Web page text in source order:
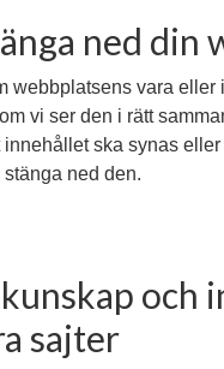
ned din
webbplatsens vara eller
vi ser den i rätt
ska synas
ned den.
och
sajter